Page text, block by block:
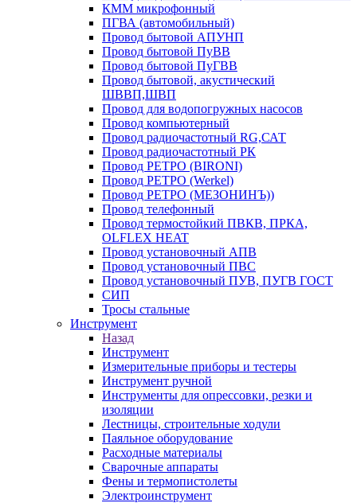
КММ микрофонный
ПГВА (автомобильный)
Провод бытовой АПУНП
Провод бытовой ПуВВ
Провод бытовой ПуГВВ
Провод бытовой, акустический
ШВВП,ШВП
Провод для водопогружных насосов
Провод компьютерный
Провод радиочастотный RG,САТ
Провод радиочастотный РК
Провод РЕТРО (BIRONI)
Провод РЕТРО (Werkel)
Провод РЕТРО (МЕЗОНИНЪ))
Провод телефонный
Провод термостойкий ПВКВ, ПРКА,
OLFLEX HEAT
Провод установочный АПВ
Провод установочный ПВС
Провод установочный ПУВ, ПУГВ ГОСТ
СИП
Тросы стальные
Инструмент
Назад
Инструмент
Измерительные приборы и тестеры
Инструмент ручной
Инструменты для опрессовки, резки и
изоляции
Лестницы, строительные ходули
Паяльное оборудование
Расходные материалы
Сварочные аппараты
Фены и термопистолеты
Электроинструмент